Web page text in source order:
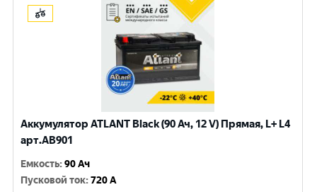
Аккумулятор ATLANT Black (90 Ач, 12 V) Прямая, L+ L4
арт.AB901
Емкость:90 Ач
Пусковой ток:720 A